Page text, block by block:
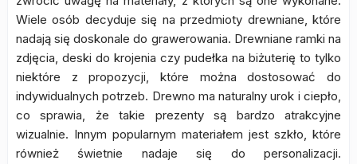
Wiele osób decyduje się na przedmioty drewniane, które
nadają się doskonale do grawerowania. Drewniane ramki na
zdjęcia, deski do krojenia czy pudełka na biżuterię to tylko
niektóre z propozycji, które można dostosować do
indywidualnych potrzeb. Drewno ma naturalny urok i ciepło,
co sprawia, że takie prezenty są bardzo atrakcyjne
wizualnie. Innym popularnym materiałem jest szkło, które
również świetnie nadaje się do personalizacji.